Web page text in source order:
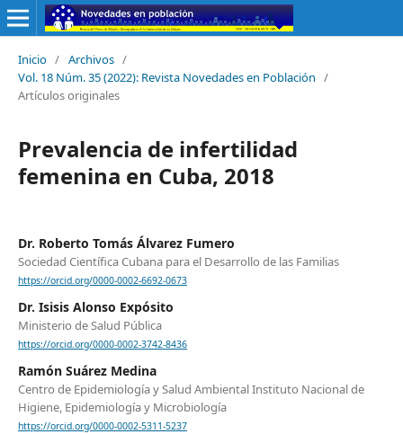
Inicio / Archivos /
Vol. 18 Núm. 35 (2022): Revista Novedades en Población /
Artículos originales
Prevalencia de infertilidad
femenina en Cuba, 2018
Dr. Roberto Tomás Álvarez Fumero
Sociedad Científica Cubana para el Desarrollo de las Familias
https://orcid.org/0000-0002-6692-0673
Dr. Isisis Alonso Expósito
Ministerio de Salud Pública
https://orcid.org/0000-0002-3742-8436
Ramón Suárez Medina
Centro de Epidemiología y Salud Ambiental Instituto Nacional de
Higiene, Epidemiología y Microbiología
https://orcid.org/0000-0002-5311-5237